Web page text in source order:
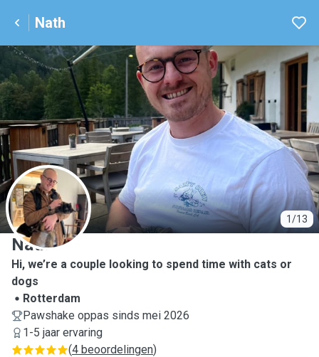
Nath
1/13
N
Nath
Hi, we’re a couple looking to spend time with cats or
dogs
Rotterdam
Pawshake oppas sinds mei 2026
1-5 jaar ervaring
(4 beoordelingen)